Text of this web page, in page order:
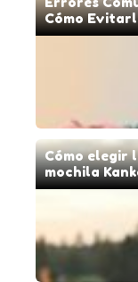
Cómo
Cómo elegir
mochila